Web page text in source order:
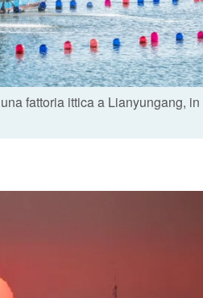
fattoria ittica a Lianyungang, in